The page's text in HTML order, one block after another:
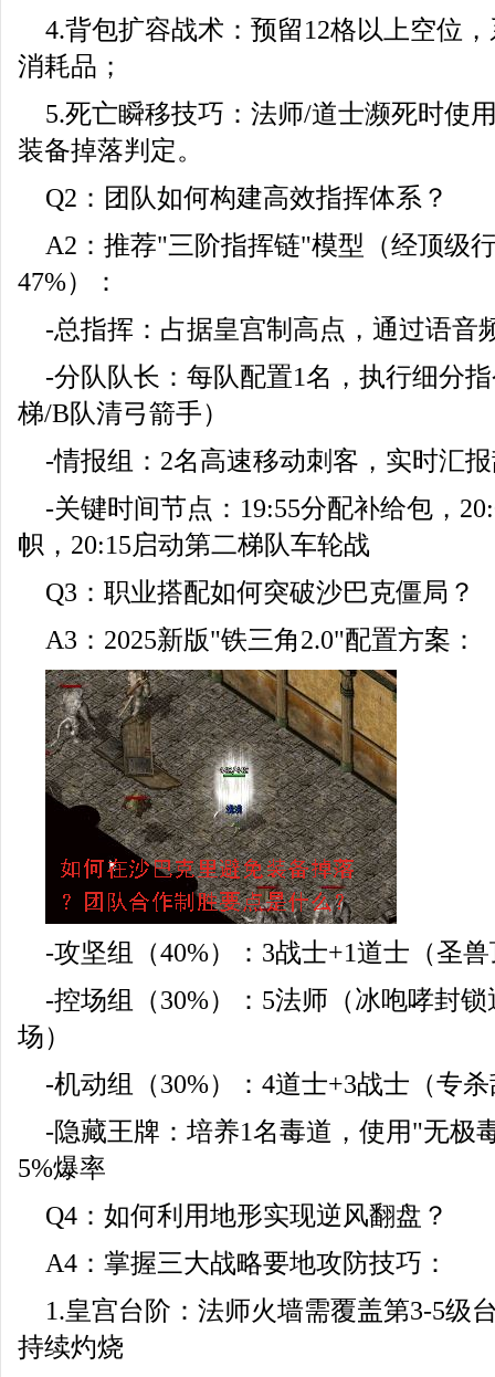
4.背包扩容战术：预留12格以上空位
消耗品；
5.死亡瞬移技巧：法师/道士濒死时使
装备掉落判定。
Q2：团队如何构建高效指挥体系？
A2：推荐"三阶指挥链"模型（经顶级
47%）：
-总指挥：占据皇宫制高点，通过语音
-分队队长：每队配置1名，执行细分
梯/B队清弓箭手）
-情报组：2名高速移动刺客，实时汇
-关键时间节点：19:55分配补给包，
帜，20:15启动第二梯队车轮战
Q3：职业搭配如何突破沙巴克僵局？
A3：2025新版"铁三角2.0"配置方案：
-攻坚组（40%）：3战士+1道士（圣
-控场组（30%）：5法师（冰咆哮封
场）
-机动组（30%）：4道士+3战士（专
-隐藏王牌：培养1名毒道，使用"无极
5%爆率
Q4：如何利用地形实现逆风翻盘？
A4：掌握三大战略要地攻防技巧：
1.皇宫台阶：法师火墙需覆盖第3-5级
持续灼烧